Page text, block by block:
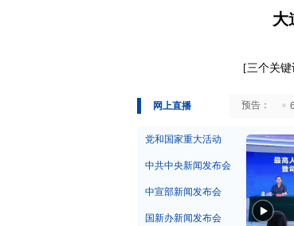
大
[三个关键
网上直播
29日10:00 国务院台湾事务办公室7月29日举行新闻发布会
党和国家重大活动
中共中央新闻发布会
中宣部新闻发布会
国新办新闻发布会